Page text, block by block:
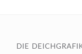
DIE